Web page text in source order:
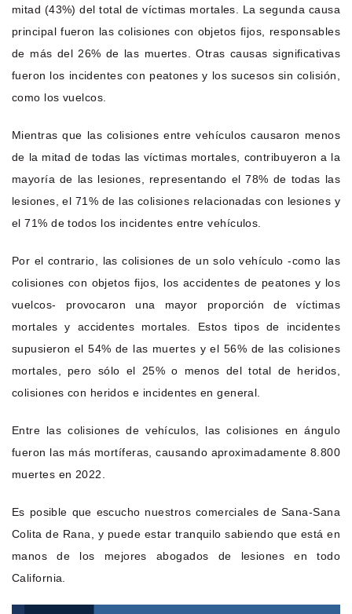
mitad (43%) del total de víctimas mortales. La segunda causa
principal fueron las colisiones con objetos fijos, responsables
de más del 26% de las muertes. Otras causas significativas
fueron los incidentes con peatones y los sucesos sin colisión,
como los vuelcos.
Mientras que las colisiones entre vehículos causaron menos
de la mitad de todas las víctimas mortales, contribuyeron a la
mayoría de las lesiones, representando el 78% de todas las
lesiones, el 71% de las colisiones relacionadas con lesiones y
el 71% de todos los incidentes entre vehículos.
Por el contrario, las colisiones de un solo vehículo -como las
colisiones con objetos fijos, los accidentes de peatones y los
vuelcos- provocaron una mayor proporción de víctimas
mortales y accidentes mortales. Estos tipos de incidentes
supusieron el 54% de las muertes y el 56% de las colisiones
mortales, pero sólo el 25% o menos del total de heridos,
colisiones con heridos e incidentes en general.
Entre las colisiones de vehículos, las colisiones en ángulo
fueron las más mortíferas, causando aproximadamente 8.800
muertes en 2022.
Es posible que escucho nuestros comerciales de Sana-Sana
Colita de Rana, y puede estar tranquilo sabiendo que está en
manos de los mejores abogados de lesiones en todo
California.